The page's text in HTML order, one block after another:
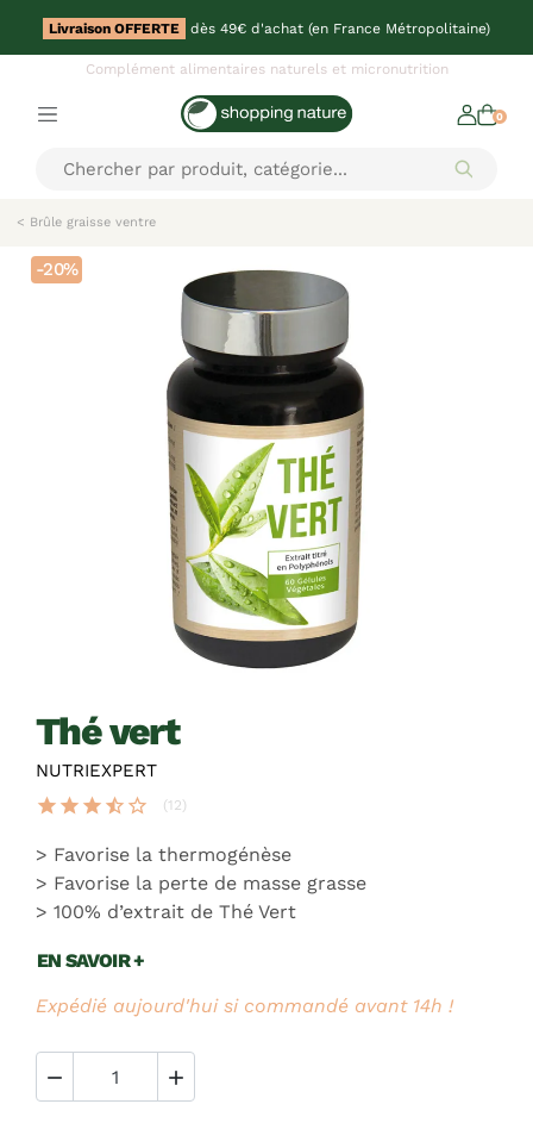
Livraison OFFERTE dès 49€ d'achat (en France Métropolitaine)
Complément alimentaires naturels et micronutrition
0
< Brûle graisse ventre
thé vert
NUTRIEXPERT
star star star star_half star_border (12)
Favorise la thermogénèse
Favorise la perte de masse grasse
100% d’extrait de Thé Vert
EN SAVOIR +
Expédié aujourd'hui si commandé avant 14h !
 
-20%